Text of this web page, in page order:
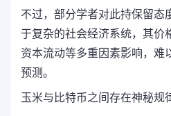
不过，部分学者对此持保留态
于复杂的社会经济系统，其价
资本流动等多重因素影响，难
预测。
玉米与比特币之间存在神秘规